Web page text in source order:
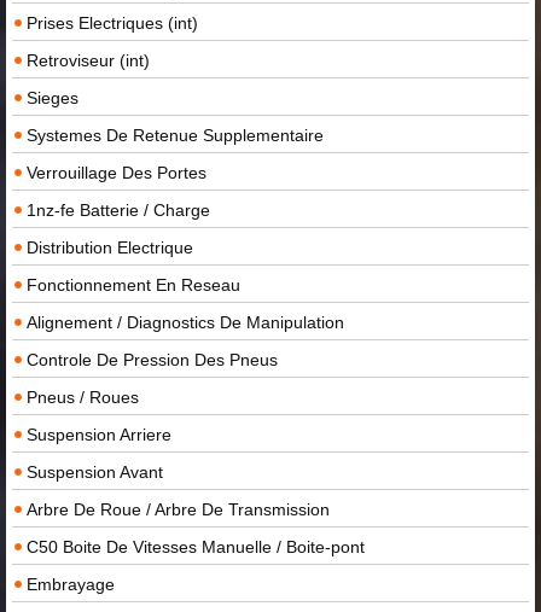
Prises Electriques (int)
Retroviseur (int)
Sieges
Systemes De Retenue Supplementaire
Verrouillage Des Portes
1nz-fe Batterie / Charge
Distribution Electrique
Fonctionnement En Reseau
Alignement / Diagnostics De Manipulation
Controle De Pression Des Pneus
Pneus / Roues
Suspension Arriere
Suspension Avant
Arbre De Roue / Arbre De Transmission
C50 Boite De Vitesses Manuelle / Boite-pont
Embrayage